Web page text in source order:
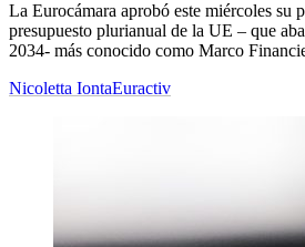
La Eurocámara aprobó este miércoles su
presupuesto plurianual de la UE – que
2034- más conocido como Marco
Nicoletta IontaEuractiv